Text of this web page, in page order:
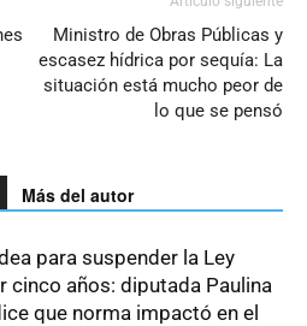
Ministro de Obras Públicas y
escasez hídrica por sequía: La
situación está mucho peor de
lo que se pensó
Más del autor
para suspender la Ley
cinco años: diputada Paulina
que norma impactó en el